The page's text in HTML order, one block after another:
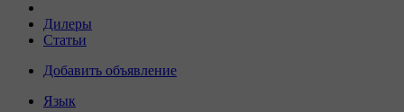
Дилеры
Статьи
Добавить объявление
Язык